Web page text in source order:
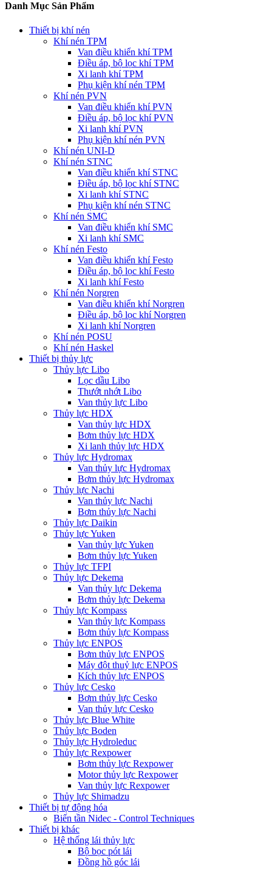
Danh Mục Sản Phẩm
Thiết bị khí nén
Khí nén TPM
Van điều khiển khí TPM
Điều áp, bộ lọc khí TPM
Xi lanh khí TPM
Phụ kiện khí nén TPM
Khí nén PVN
Van điều khiển khí PVN
Điều áp, bộ lọc khí PVN
Xi lanh khí PVN
Phụ kiện khí nén PVN
Khí nén UNI-D
Khí nén STNC
Van điều khiển khí STNC
Điều áp, bộ lọc khí STNC
Xi lanh khí STNC
Phụ kiện khí nén STNC
Khí nén SMC
Van điều khiển khí SMC
Xi lanh khí SMC
Khí nén Festo
Van điều khiển khí Festo
Điều áp, bộ lọc khí Festo
Xi lanh khí Festo
Khí nén Norgren
Van điều khiển khí Norgren
Điều áp, bộ lọc khí Norgren
Xi lanh khí Norgren
Khí nén POSU
Khí nén Haskel
Thiết bị thủy lực
Thủy lực Libo
Lọc dầu Libo
Thướt nhớt Libo
Van thủy lực Libo
Thủy lực HDX
Van thủy lực HDX
Bơm thủy lực HDX
Xi lanh thủy lực HDX
Thủy lực Hydromax
Van thủy lực Hydromax
Bơm thủy lực Hydromax
Thủy lực Nachi
Van thủy lực Nachi
Bơm thủy lực Nachi
Thủy lực Daikin
Thủy lực Yuken
Van thủy lực Yuken
Bơm thủy lực Yuken
Thủy lực TFPI
Thủy lực Dekema
Van thủy lực Dekema
Bơm thủy lực Dekema
Thủy lực Kompass
Van thủy lực Kompass
Bơm thủy lực Kompass
Thủy lực ENPOS
Bơm thủy lực ENPOS
Máy đột thuỷ lực ENPOS
Kích thủy lực ENPOS
Thủy lực Cesko
Bơm thủy lực Cesko
Van thủy lực Cesko
Thủy lực Blue White
Thủy lực Boden
Thủy lực Hydroleduc
Thủy lực Rexpower
Bơm thủy lực Rexpower
Motor thủy lực Rexpower
Van thủy lực Rexpower
Thủy lực Shimadzu
Thiết bị tự động hóa
Biến tần Nidec - Control Techniques
Thiết bị khác
Hệ thống lái thủy lực
Bộ bọc pót lái
Đồng hồ góc lái